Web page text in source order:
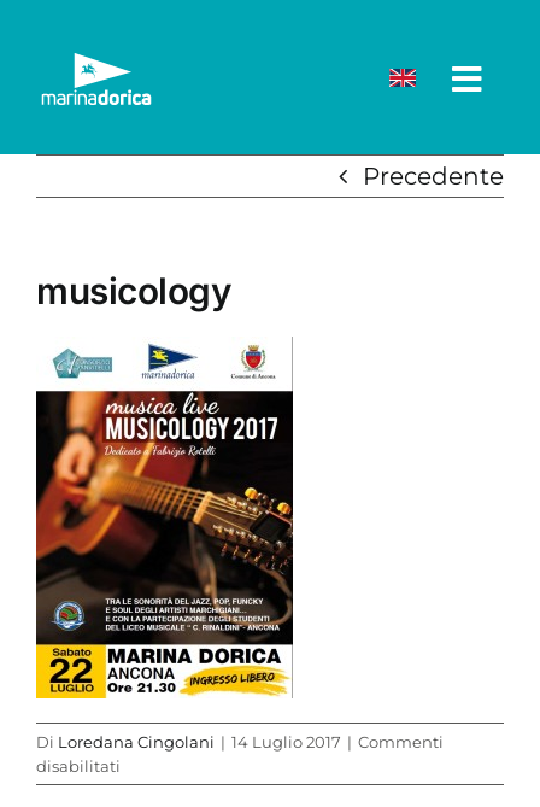
contenuto
Precedente
musicology
Di Loredana Cingolani | 14 Luglio 2017 | Commenti
disabilitati
musicology